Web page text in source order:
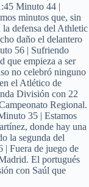
Minuto 44 |
minutos que, sin
la defensa del Athletic
daño el delantero
56 | Sufriendo
que empieza a ser
no celebró ninguno
el Atlético de
División con 22
Regional.
35 | Estamos
donde hay una
la segunda del
Fuera de juego de
El portugués
con Saúl que